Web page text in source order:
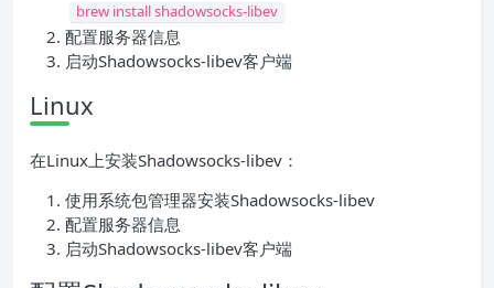
brew install shadowsocks-libev
配置服务器信息
启动Shadowsocks-libev客户端
Linux
在Linux上安装Shadowsocks-libev：
使用系统包管理器安装Shadowsocks-libev
配置服务器信息
启动Shadowsocks-libev客户端